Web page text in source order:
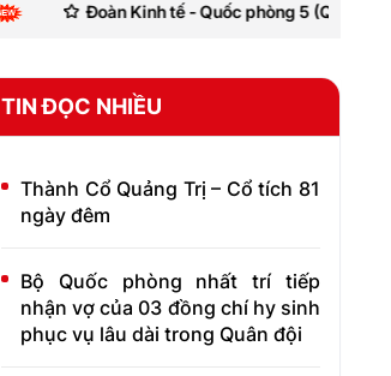
Đoàn Kinh tế - Quốc phòng 5 (Quân khu 4)
TIN ĐỌC NHIỀU
Thành Cổ Quảng Trị – Cổ tích 81
ngày đêm
Bộ Quốc phòng nhất trí tiếp
nhận vợ của 03 đồng chí hy sinh
phục vụ lâu dài trong Quân đội